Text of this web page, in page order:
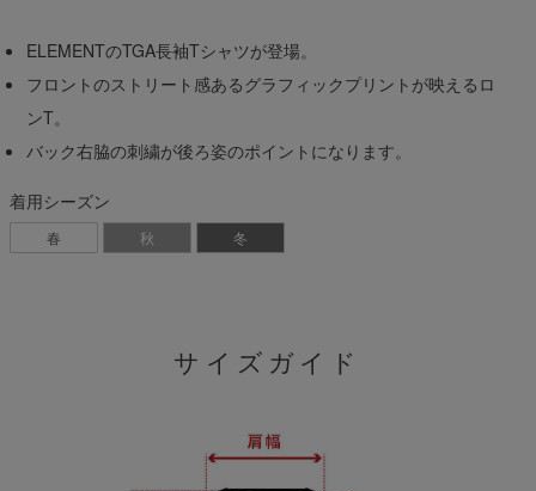
ELEMENTのTGA長袖Tシャツが登場。
フロントのストリート感あるグラフィックプリントが映えるロ
ンT。
バック右脇の刺繍が後ろ姿のポイントになります。
着用シーズン
春 秋 冬
サイズガイド